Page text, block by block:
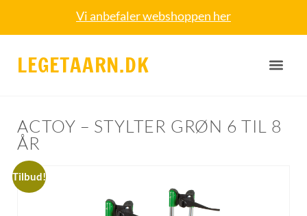
Vi anbefaler webshoppen her
LEGETAARN.DK
ACTOY – STYLTER GRØN 6 TIL 8
ÅR
Tilbud!